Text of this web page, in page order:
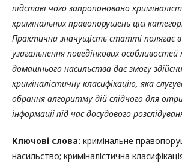
підставі чого запропоновано
кримінальних правопорушень цієї
Практична значущість статті полягає
узагальнення поведінкових особливостей
домашнього насильства дає змогу
криміналістичну класифікацію, яка
обрання алгоритму дій слідчого для
інформації під час досудового
Ключові слова: кримінальне
насильство; криміналістична